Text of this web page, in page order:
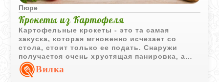
Пюре
Крокеты из Картофеля
Картофельные крокеты - это та самая
закуска, которая мгновенно исчезает со
стола, стоит только ее подать. Снаружи
получается очень хрустящая панировка, а
внутри - нежное, почти кремовое
картофельное пюре. Весь секрет здесь в
Вилка